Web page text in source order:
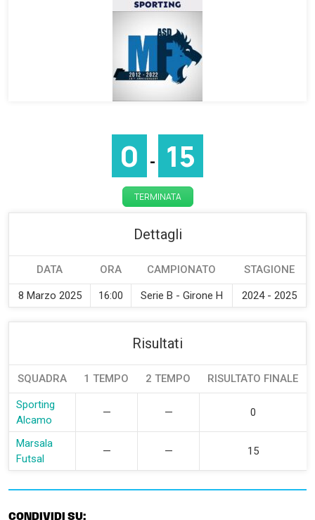
0 - 15
TERMINATA
Dettagli
DATA ORA CAMPIONATO STAGIONE
8 Marzo 2025 16:00 Serie B - Girone H 2024 - 2025
Risultati
SQUADRA 1 TEMPO 2 TEMPO RISULTATO FINALE
Sporting
Alcamo
— — 0
Marsala
Futsal
— — 15
CONDIVIDI SU: